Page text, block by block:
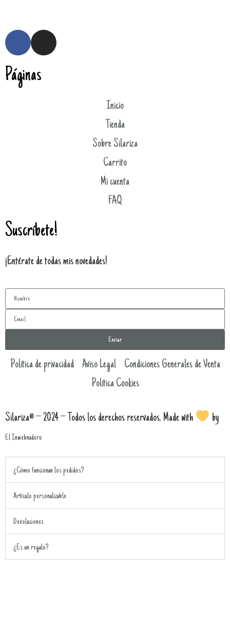
Páginas
Inicio
Tienda
Sobre Silariza
Carrito
Mi cuenta
FAQ
Suscríbete!
¡Entérate de todas mis novedades!
Enviar
Política de privacidad Aviso Legal
Condiciones Generales de Venta
Política Cookies
Silariza® – 2024 – Todos los derechos reservados. Made with by
El Inwebnadero
¿Cómo funcionan los pedidos?
Artículo personalizable
Devoluciones
¿Es un regalo?